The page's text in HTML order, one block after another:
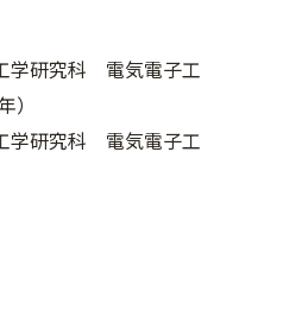
学研究科 電気電子工
学研究科 電気電子工